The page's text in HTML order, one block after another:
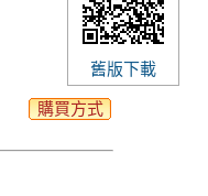
舊版下載
購買方式